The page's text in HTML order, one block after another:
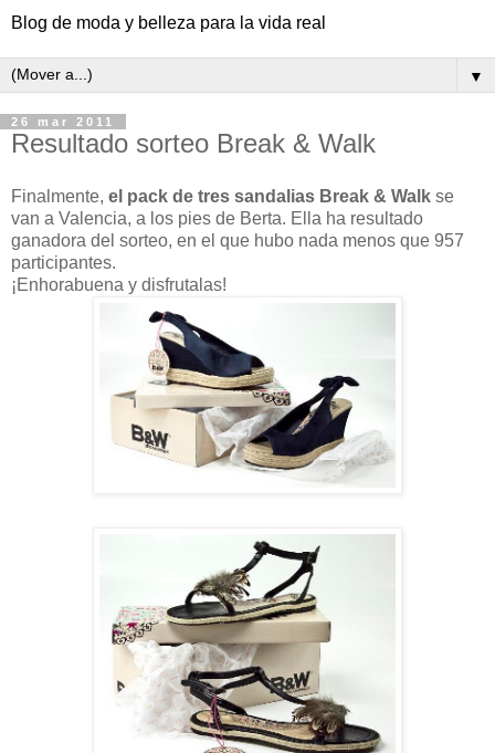
Blog de moda y belleza para la vida real
▼
26 mar 2011
Resultado sorteo Break & Walk
Finalmente, el pack de tres sandalias Break & Walk se
van a Valencia, a los pies de Berta. Ella ha resultado
ganadora del sorteo, en el que hubo nada menos que 957
participantes.
¡Enhorabuena y disfrutalas!